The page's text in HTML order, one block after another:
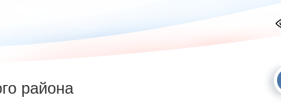
района